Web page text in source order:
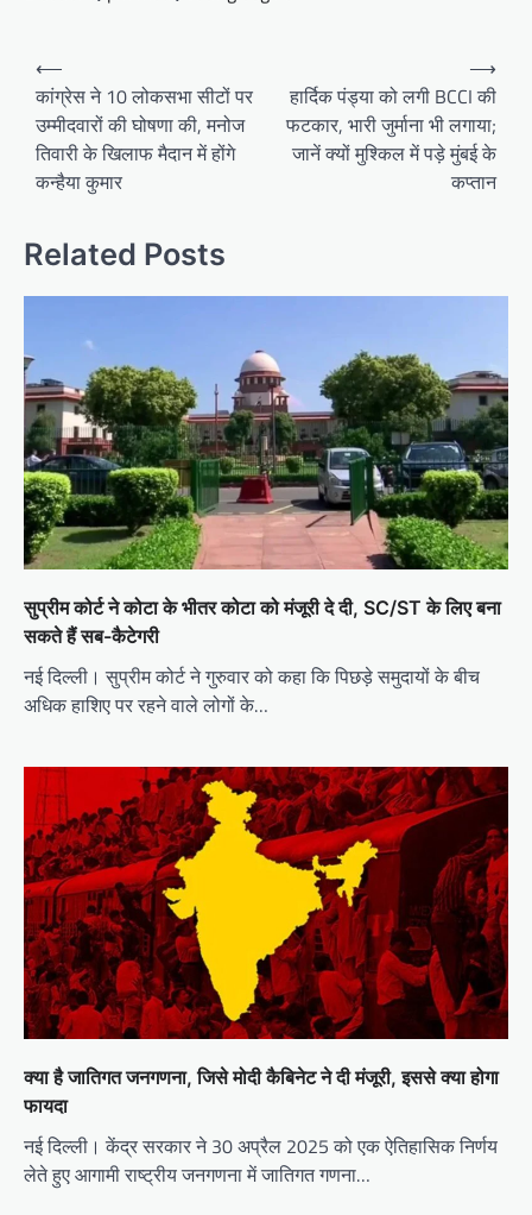
Post
navigation
⟵
कांग्रेस ने 10 लोकसभा सीटों पर
उम्मीदवारों की घोषणा की, मनोज
तिवारी के खिलाफ मैदान में होंगे
कन्हैया कुमार
हार्दिक पंड्या को लगी BCCI की
फटकार, भारी जुर्माना भी लगाया;
जानें क्यों मुश्किल में पड़े मुंबई के
कप्तान
⟶
Related Posts
सुप्रीम कोर्ट ने कोटा के भीतर कोटा को मंजूरी दे दी, SC/ST के लिए बना
सकते हैं सब-कैटेगरी
नई दिल्ली। सुप्रीम कोर्ट ने गुरुवार को कहा कि पिछड़े समुदायों के बीच
अधिक हाशिए पर रहने वाले लोगों के…
क्या है जातिगत जनगणना, जिसे मोदी कैबिनेट ने दी मंजूरी, इससे क्या होगा
फायदा
नई दिल्ली। केंद्र सरकार ने 30 अप्रैल 2025 को एक ऐतिहासिक निर्णय
लेते हुए आगामी राष्ट्रीय जनगणना में जातिगत गणना…